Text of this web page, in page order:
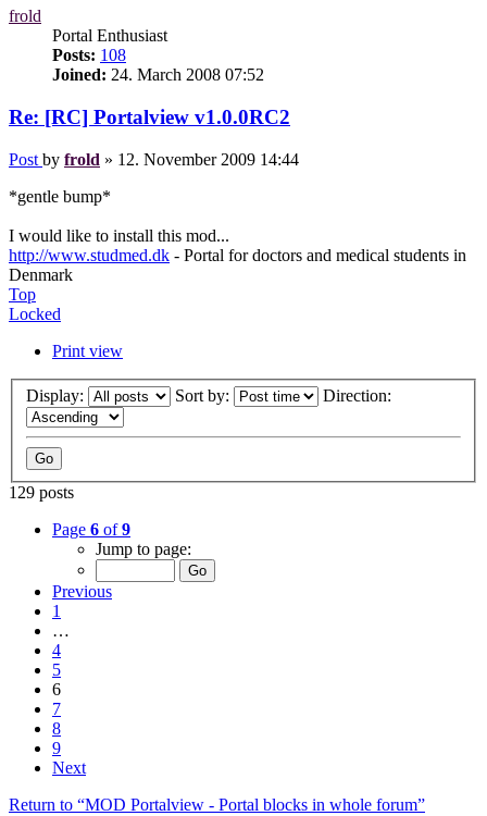
frold
Portal Enthusiast
Posts: 108
Joined: 24. March 2008 07:52
Re: [RC] Portalview v1.0.0RC2
Post by frold » 12. November 2009 14:44
*gentle bump*
I would like to install this mod...
http://www.studmed.dk - Portal for doctors and medical students in
Denmark
Top
Locked
Print view
Display: Sort by: Direction:
129 posts
Page 6 of9
Jump to page:
Previous
1
…
4
5
6
7
8
9
Next
Return to “MOD Portalview - Portal blocks in whole forum”